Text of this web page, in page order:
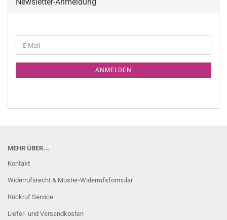
ZUR
E-
Mail
ANMELDEN
MEHR ÜBER...
Kontakt
Widerrufsrecht & Muster-Widerrufsformular
Rückruf Service
Liefer- und Versandkosten